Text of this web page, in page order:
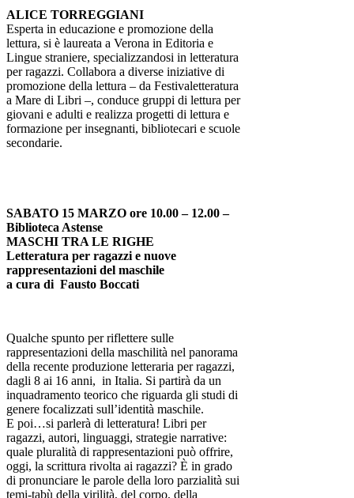
ALICE TORREGGIANI
Esperta in educazione e promozione della
lettura, si è laureata a Verona in Editoria e
Lingue straniere, specializzandosi in letteratura
per ragazzi. Collabora a diverse iniziative di
promozione della lettura – da Festivaletteratura
a Mare di Libri –, conduce gruppi di lettura per
giovani e adulti e realizza progetti di lettura e
formazione per insegnanti, bibliotecari e scuole
secondarie.
SABATO 15 MARZO ore 10.00 – 12.00 –
Biblioteca Astense
MASCHI TRA LE RIGHE
Letteratura per ragazzi e nuove
rappresentazioni del maschile
a cura di Fausto Boccati
Qualche spunto per riflettere sulle
rappresentazioni della maschilità nel panorama
della recente produzione letteraria per ragazzi,
dagli 8 ai 16 anni, in Italia. Si partirà da un
inquadramento teorico che riguarda gli studi di
genere focalizzati sull’identità maschile.
E poi…si parlerà di letteratura! Libri per
ragazzi, autori, linguaggi, strategie narrative:
quale pluralità di rappresentazioni può offrire,
oggi, la scrittura rivolta ai ragazzi? È in grado
di pronunciare le parole della loro parzialità sui
temi-tabù della virilità, del corpo, della